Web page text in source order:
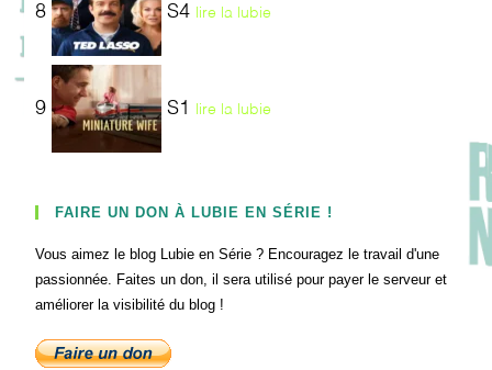
8 S4 lire la lubie
9 S1 lire la lubie
FAIRE UN DON À LUBIE EN SÉRIE !
Vous aimez le blog Lubie en Série ? Encouragez le travail d'une
passionnée. Faites un don, il sera utilisé pour payer le serveur et
améliorer la visibilité du blog !